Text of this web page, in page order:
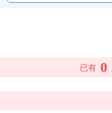
已有 0